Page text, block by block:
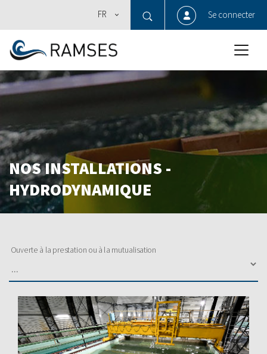
FR Se connecter
NOS INSTALLATIONS -
HYDRODYNAMIQUE
Ouverte à la prestation ou à la mutualisation